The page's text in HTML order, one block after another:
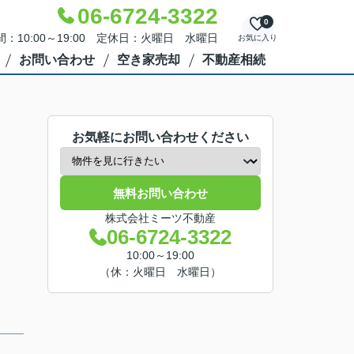
06-6724-3322
：10:00～19:00 定休日：火曜日 水曜日 お気に入り
0
お問い合わせ 空き家売却 不動産相続
お気軽にお問い合わせください
無料お問い合わせ
株式会社ミーツ不動産
06-6724-3322
10:00～19:00
（休：火曜日 水曜日）